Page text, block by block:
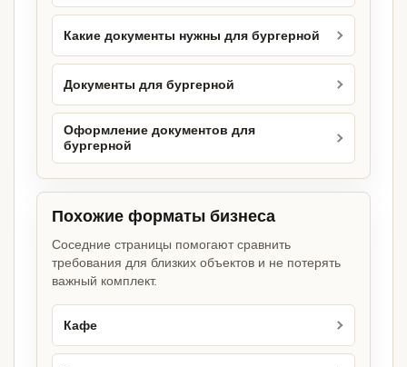
Какие документы нужны для бургерной
Документы для бургерной
Оформление документов для
бургерной
Похожие форматы бизнеса
Соседние страницы помогают сравнить
требования для близких объектов и не потерять
важный комплект.
Кафе